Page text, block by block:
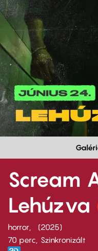
Scream
Lehúzva
horror
2025
70 perc,
Szinkronizált